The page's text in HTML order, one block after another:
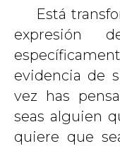
Está
expresión
evidencia de
vez has
seas alguien
quiere que